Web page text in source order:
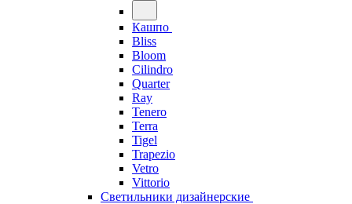
Кашпо
Bliss
Bloom
Cilindro
Quarter
Ray
Tenero
Terra
Tigel
Trapezio
Vetro
Vittorio
Светильники дизайнерские